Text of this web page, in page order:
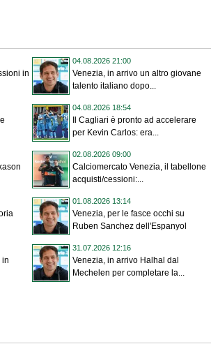
in
04.08.2026 21:00
Venezia, in arrivo un altro giovane
talento italiano dopo...
04.08.2026 18:54
Il Cagliari è pronto ad accelerare
per Kevin Carlos: era...
02.08.2026 09:00
Calciomercato Venezia, il tabellone
acquisti/cessioni:...
01.08.2026 13:14
Venezia, per le fasce occhi su
Ruben Sanchez dell'Espanyol
in
31.07.2026 12:16
Venezia, in arrivo Halhal dal
Mechelen per completare la...